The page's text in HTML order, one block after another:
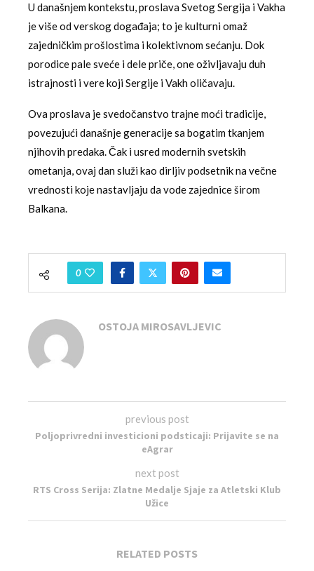
U današnjem kontekstu, proslava Svetog Sergija i Vakha
je više od verskog događaja; to je kulturni omaž
zajedničkim prošlostima i kolektivnom sećanju. Dok
porodice pale sveće i dele priče, one oživljavaju duh
istrajnosti i vere koji Sergije i Vakh oličavaju.
Ova proslava je svedočanstvo trajne moći tradicije,
povezujući današnje generacije sa bogatim tkanjem
njihovih predaka. Čak i usred modernih svetskih
ometanja, ovaj dan služi kao dirljiv podsetnik na večne
vrednosti koje nastavljaju da vode zajednice širom
Balkana.
0
OSTOJA MIROSAVLJEVIC
previous post
Poljoprivredni investicioni podsticaji: Prijavite se na
eAgrar
next post
RTS Cross Serija: Zlatne Medalje Sjaje za Atletski Klub
Užice
RELATED POSTS